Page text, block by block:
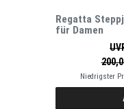
Regatta
für Damen
Niedrigster